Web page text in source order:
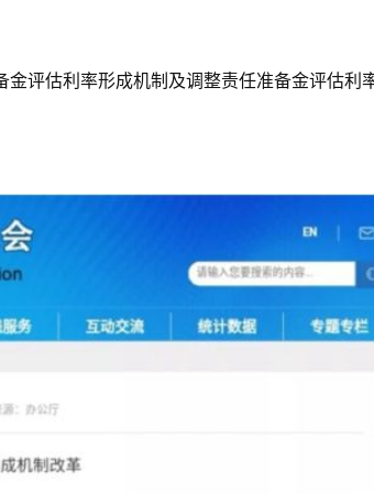
金评估利率形成机制及调整责任准备金评估利